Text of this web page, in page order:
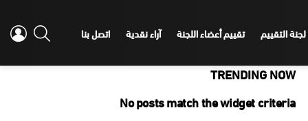
التقييم تقييم أعضاء اللجنة آراء نقدية اتصل بنا SEARCH
TRENDING NOW
No posts match the widget criteria